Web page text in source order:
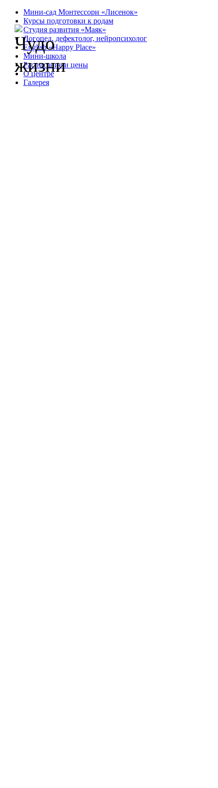
Мини-сад Монтессори «Лисенок»
Курсы подготовки к родам
Студия развития «Маяк»
Логопед, дефектолог, нейропсихолог
English «Happy Place»
Мини-школа
Расписание и цены
О центре
Галерея